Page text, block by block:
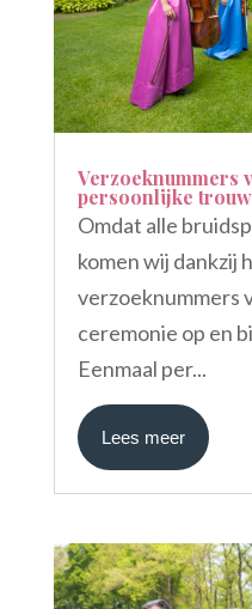
Verzoeknummers
persoonlijke
Omdat alle
komen wij dankzij
verzoeknummers
ceremonie op en
Eenmaal per...
Lees meer